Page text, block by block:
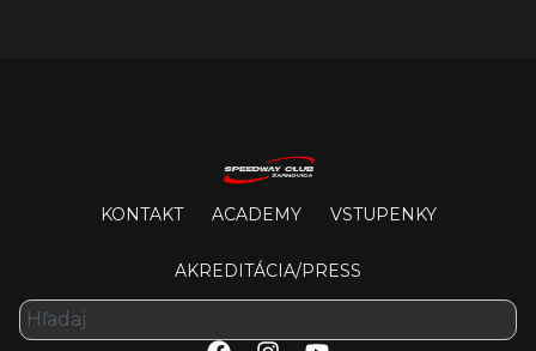
KONTAKT ACADEMY VSTUPENKY
AKREDITÁCIA/PRESS